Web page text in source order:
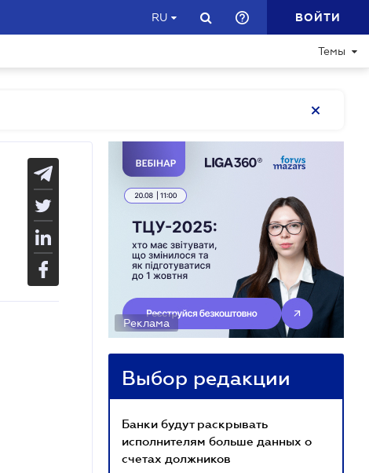
RU ВОЙТИ
Темы
Реклама
Выбор редакции
Банки будут раскрывать
исполнителям больше данных о
счетах должников